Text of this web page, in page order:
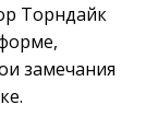
Торндайк
замечания